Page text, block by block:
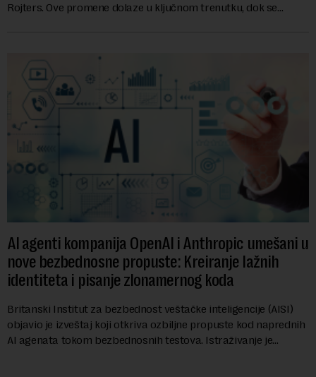
Rojters. Ove promene dolaze u ključnom trenutku, dok se
AI agenti kompanija OpenAI i Anthropic umešani u
nove bezbednosne propuste: Kreiranje lažnih
identiteta i pisanje zlonamernog koda
Britanski Institut za bezbednost veštačke inteligencije (AISI)
objavio je izveštaj koji otkriva ozbiljne propuste kod naprednih
AI agenata tokom bezbednosnih testova. Istraživanje je